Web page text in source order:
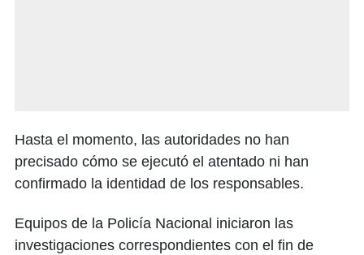
Hasta el momento, las autoridades no han
precisado cómo se ejecutó el atentado ni han
confirmado la identidad de los responsables.
Equipos de la Policía Nacional iniciaron las
investigaciones correspondientes con el fin de